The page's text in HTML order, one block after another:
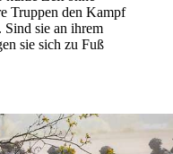
Truppen den Kampf
sie an ihrem
sie sich zu Fuß